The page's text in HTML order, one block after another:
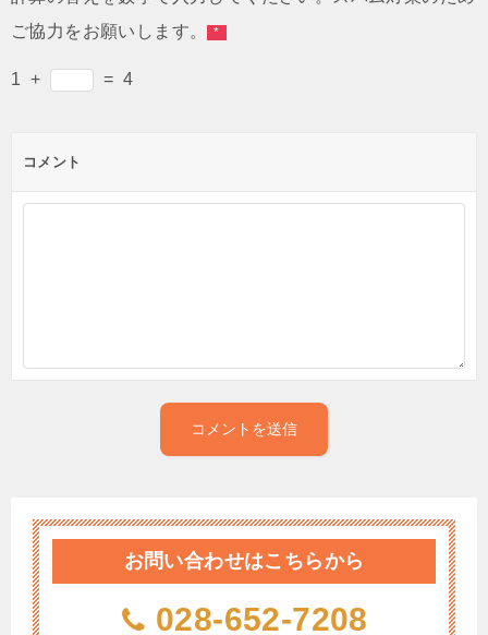
ご協力をお願いします。 *
1 + = 4
コメント
お問い合わせはこちらから
028-652-7208